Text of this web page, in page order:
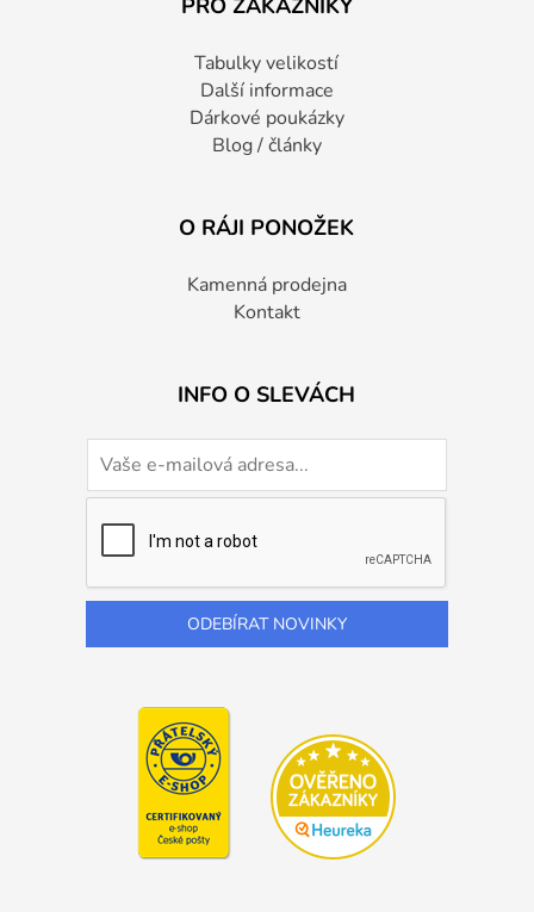
PRO ZÁKAZNÍKY
Tabulky velikostí
Další informace
Dárkové poukázky
Blog / články
O RÁJI PONOŽEK
Kamenná prodejna
Kontakt
INFO O SLEVÁCH